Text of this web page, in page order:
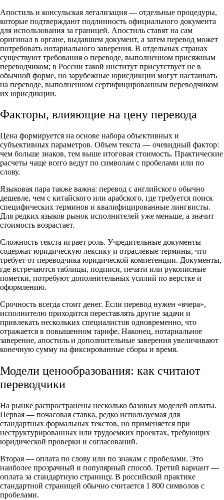
Апостиль и консульская легализация — отдельные процедуры,
которые подтверждают подлинность официального документа
для использования за границей. Апостиль ставят на сам
оригинал в органе, выдавшем документ, а затем перевод может
потребовать нотариального заверения. В отдельных странах
существуют требования о переводе, выполненном присяжным
переводчиком; в России такой институт присутствует не в
обычной форме, но зарубежные юрисдикции могут настаивать
на переводе, выполненном сертифицированным переводчиком
их юрисдикции.
Факторы, влияющие на цену перевода
Цена формируется на основе набора объективных и
субъективных параметров. Объем текста — очевидный фактор:
чем больше знаков, тем выше итоговая стоимость. Практические
расчеты чаще всего ведут по символам с пробелами или по
слову.
Языковая пара также важна: перевод с английского обычно
дешевле, чем с китайского или арабского, где требуется поиск
специфических терминов и квалифицированные лингвисты.
Для редких языков рынок исполнителей уже меньше, а значит
стоимость возрастает.
Сложность текста играет роль. Учредительные документы
содержат юридическую лексику и отраслевые термины, что
требует от переводчика юридической компетенции. Документы,
где встречаются таблицы, подписи, печати или рукописные
пометки, потребуют дополнительных усилий по верстке и
оформлению.
Срочность всегда стоит денег. Если перевод нужен «вчера»,
исполнителю приходится переставлять другие задачи и
привлекать нескольких специалистов одновременно, что
отражается в повышенном тарифе. Наконец, нотариальное
заверение, апостиль и дополнительные заверения увеличивают
конечную сумму на фиксированные сборы и время.
Модели ценообразования: как считают
переводчики
На рынке распространены несколько базовых моделей оплаты.
Первая — почасовая ставка, редко используемая для
стандартных формальных текстов, но применяется при
неструктурированных или трудоемких проектах, требующих
юридической проверки и согласований.
Вторая — оплата по слову или по знакам с пробелами. Это
наиболее прозрачный и популярный способ. Третий вариант —
оплата за стандартную страницу. В российской практике
стандартной страницей обычно считается 1 800 символов с
пробелами.